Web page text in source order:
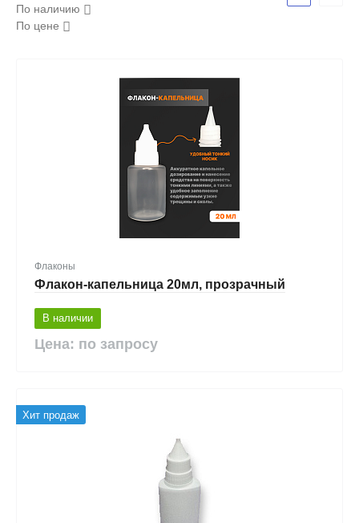
По наличию
По цене
Флаконы
Флакон-капельница 20мл, прозрачный
В наличии
Цена: по запросу
Хит продаж